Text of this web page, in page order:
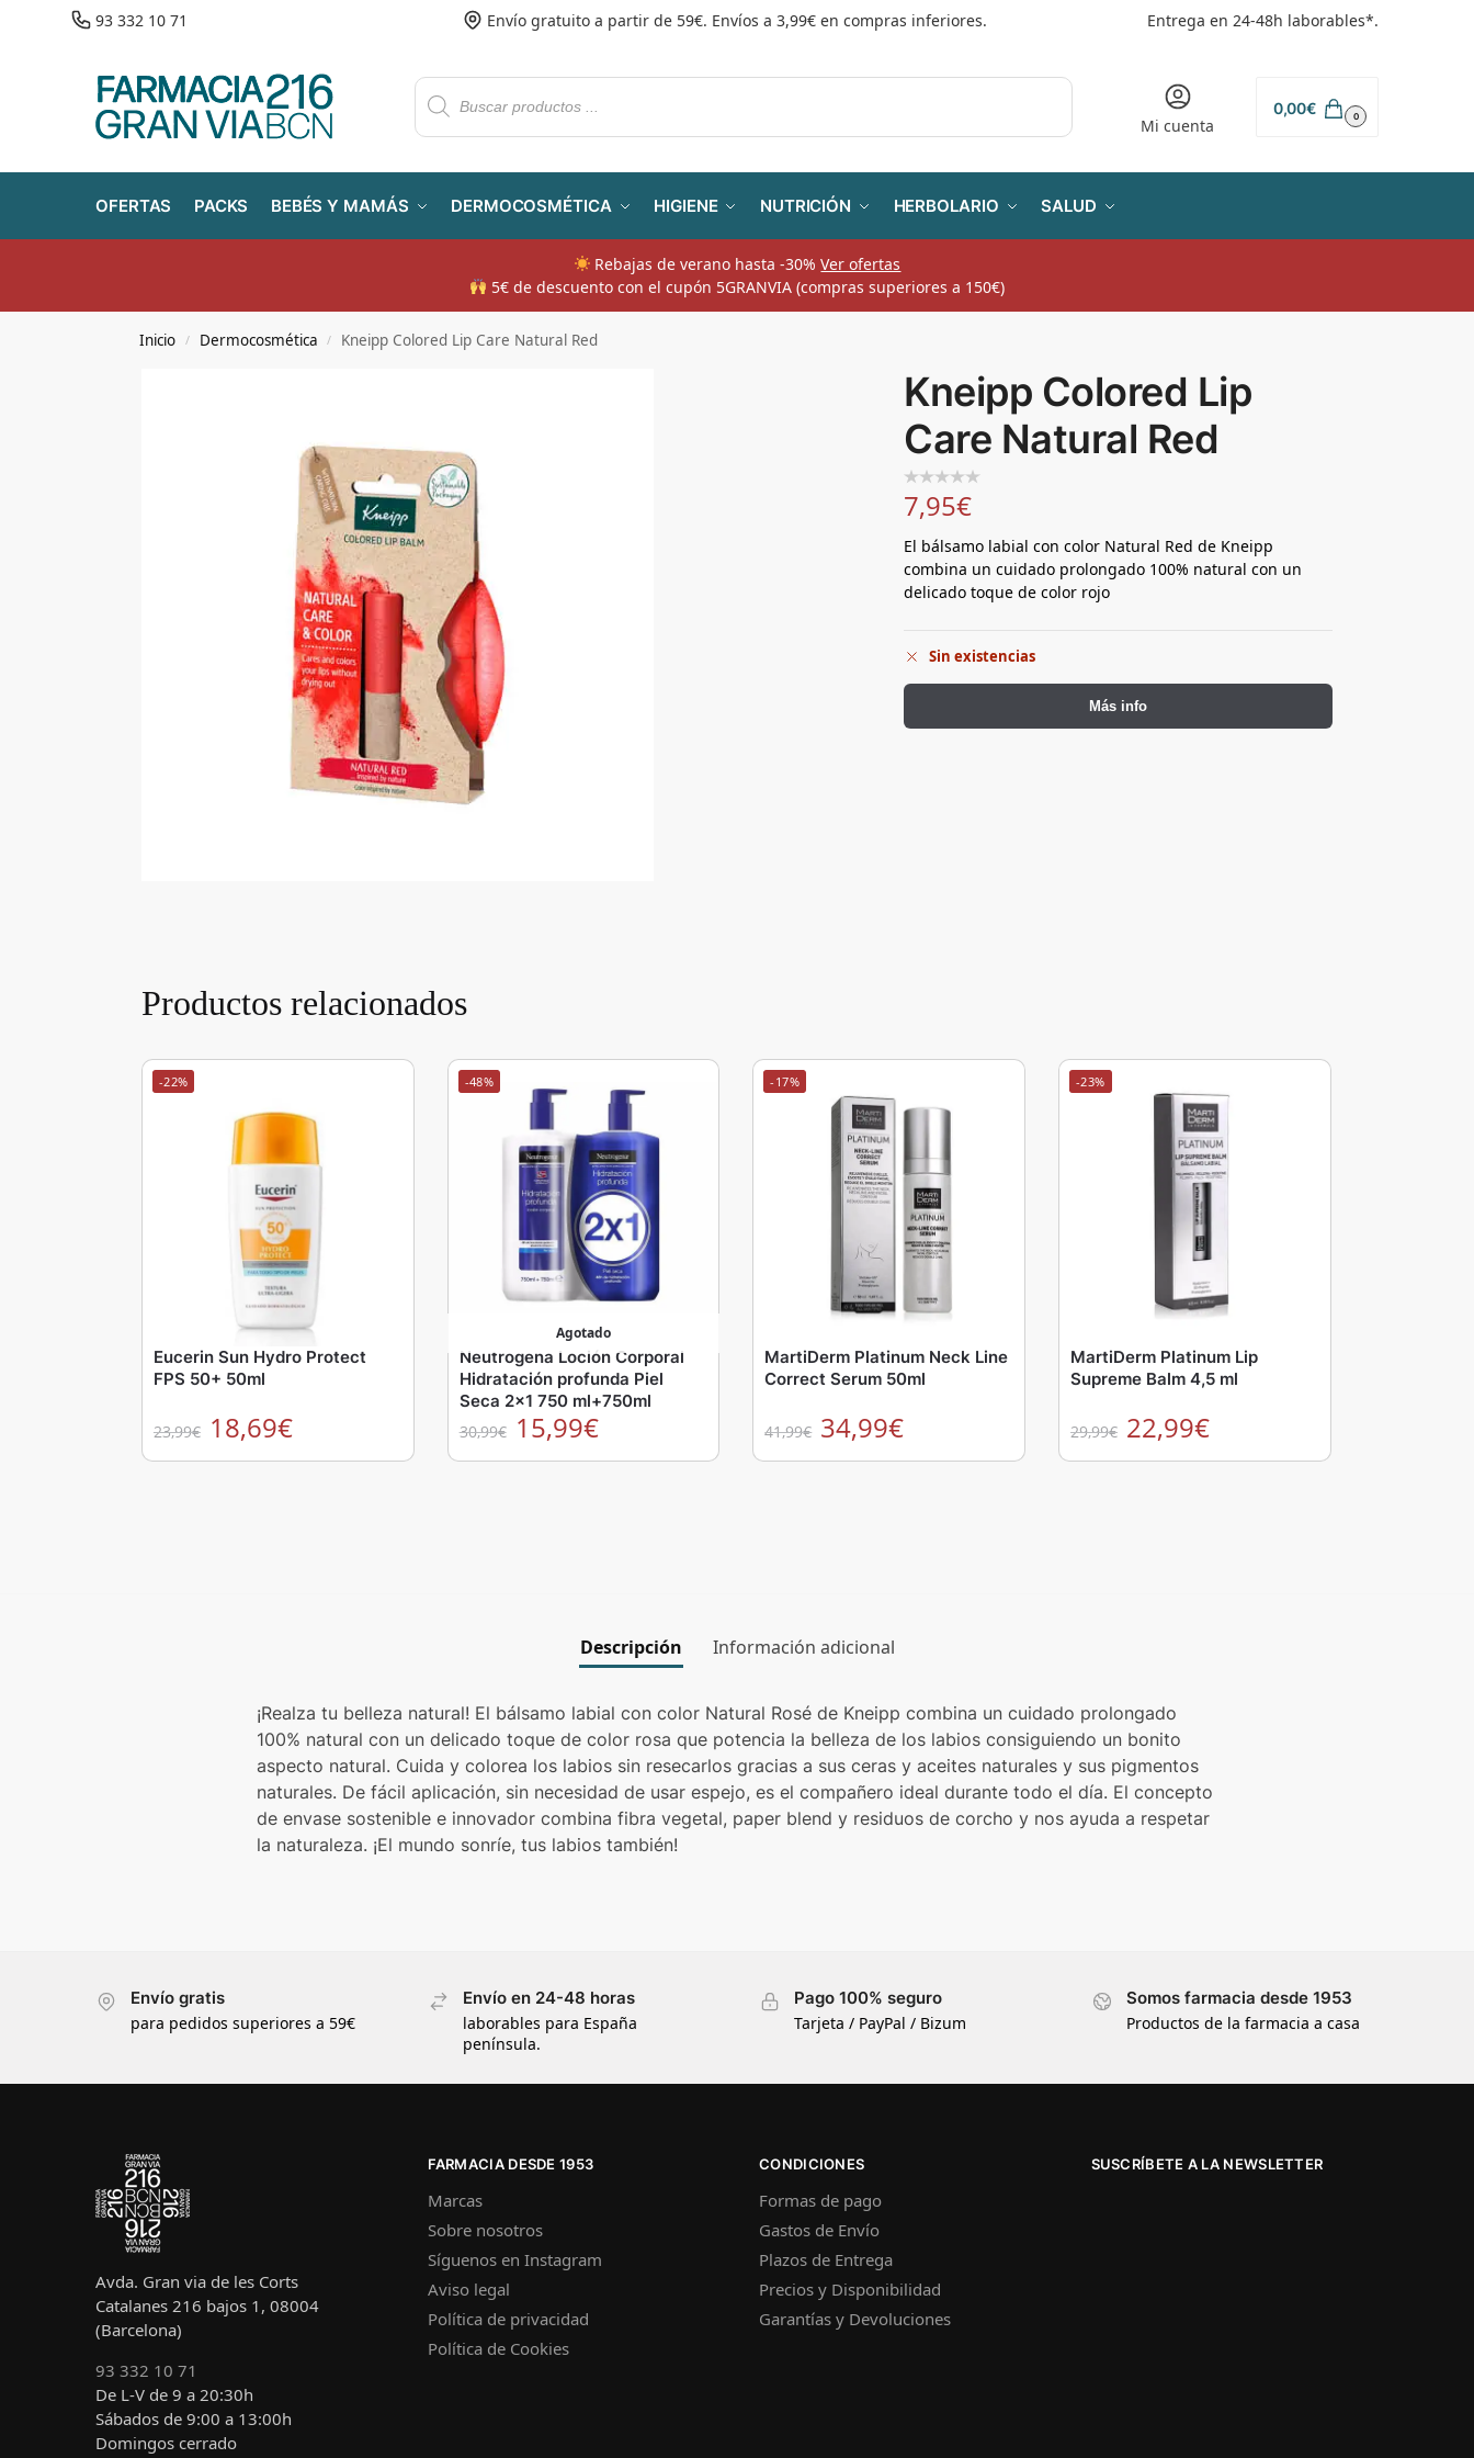
93 332 10 71 Envío gratuito a partir de 59€. Envíos a 3,99€ en compras inferiores. Entrega en 24-48h laborables*.
Mi cuenta
0,00€ 0
OFERTAS PACKS BEBÉS Y MAMÁS DERMOCOSMÉTICA HIGIENE NUTRICIÓN HERBOLARIO SALUD
Rebajas de verano hasta -30%Ver ofertas
​ 5€ de descuento con el cupón 5GRANVIA (compras superiores a 150€)
Inicio / Dermocosmética / Kneipp Colored Lip Care Natural Red
Kneipp Colored Lip
Care Natural Red
7,95€
El bálsamo labial con color Natural Red de Kneipp
combina un cuidado prolongado 100% natural con un
delicado toque de color rojo
Sin existencias
Más info
Productos relacionados
-22%
Eucerin Sun Hydro Protect
FPS 50+ 50ml
23,99€ 18,69€
-48%
Agotado
Neutrogena Loción Corporal
Hidratación profunda Piel
Seca 2×1 750 ml+750ml
30,99€ 15,99€
-17%
MartiDerm Platinum Neck Line
Correct Serum 50ml
41,99€ 34,99€
-23%
MartiDerm Platinum Lip
Supreme Balm 4,5 ml
29,99€ 22,99€
Descripción Información adicional
¡Realza tu belleza natural! El bálsamo labial con color Natural Rosé de Kneipp combina un cuidado prolongado
100% natural con un delicado toque de color rosa que potencia la belleza de los labios consiguiendo un bonito
aspecto natural. Cuida y colorea los labios sin resecarlos gracias a sus ceras y aceites naturales y sus pigmentos
naturales. De fácil aplicación, sin necesidad de usar espejo, es el compañero ideal durante todo el día. El concepto
de envase sostenible e innovador combina fibra vegetal, paper blend y residuos de corcho y nos ayuda a respetar
la naturaleza. ¡El mundo sonríe, tus labios también!
Envío gratis
para pedidos superiores a 59€
Envío en 24-48 horas
laborables para España
península.
Pago 100% seguro
Tarjeta / PayPal / Bizum
Somos farmacia desde 1953
Productos de la farmacia a casa
Avda. Gran via de les Corts
Catalanes 216 bajos 1, 08004
(Barcelona)
93 332 10 71
De L-V de 9 a 20:30h
Sábados de 9:00 a 13:00h
Domingos cerrado
FARMACIA DESDE 1953
Marcas
Sobre nosotros
Síguenos en Instagram
Aviso legal
Política de privacidad
Política de Cookies
CONDICIONES
Formas de pago
Gastos de Envío
Plazos de Entrega
Precios y Disponibilidad
Garantías y Devoluciones
SUSCRÍBETE A LA NEWSLETTER